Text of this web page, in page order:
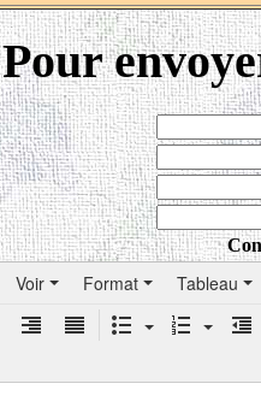
Pour
Voir Format Tableau